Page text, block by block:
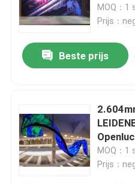
MOQ：1
Prijs：
Beste prijs
MOQ：1
Prijs：